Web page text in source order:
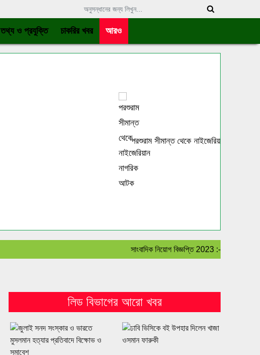
তথ্য ও প্রযুক্তি চাকরির খবর আরও
পরশুরাম সীমান্ত থেকে নাইজেরিয়ান নাগরিক আটক
সাংবাদিক নিয়োগ বিজ্ঞপ্তি 2023 :- বহির্বিশ্ব সহ
লিড বিভাগের আরো খবর